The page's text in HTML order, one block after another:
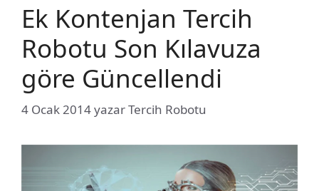
Ek Kontenjan Tercih
Robotu Son Kılavuza
göre Güncellendi
4 Ocak 2014yazarTercih Robotu